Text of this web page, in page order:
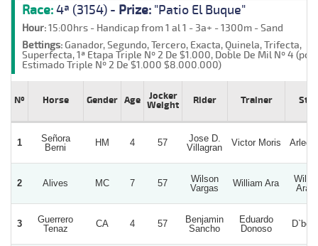
Race:4ª (3154) - Prize: "Patio El Buque"
Hour:15:00hrs - Handicap from 1 al 1 - 3a+ - 1300m - Sand
Bettings:Ganador, Segundo, Tercero, Exacta, Quinela, Trifecta,
Superfecta, 1ª Etapa Triple Nº 2 De $1.000, Doble De Mil Nº 4
Estimado Triple Nº 2 De $1.000 $8.000.000)
Nº Horse Gender Age
Jocker
Weight
Rider Trainer
1
Señora
Berni
HM 4 57
Jose D.
Villagran
Victor Moris
2 Alives MC 7 57
Wilson
Vargas
William Ara
Ara
3
Guerrero
Tenaz
CA 4 57
Benjamin
Sancho
Eduardo
Donoso